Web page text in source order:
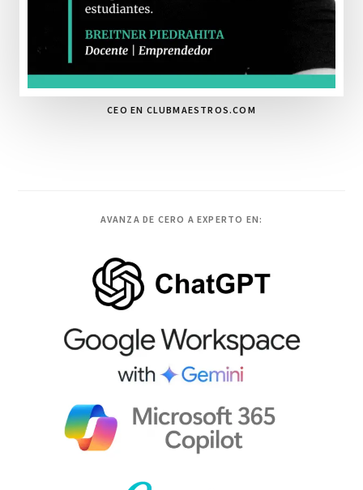
CEO EN CLUBMAESTROS.COM
AVANZA DE CERO A EXPERTO EN: